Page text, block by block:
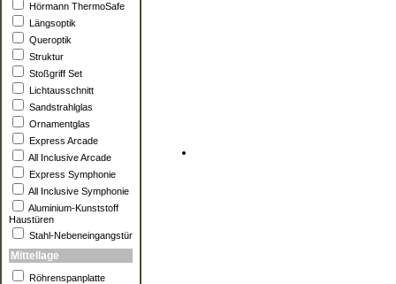
Hörmann ThermoSafe
Längsoptik
Queroptik
Struktur
Stoßgriff Set
Lichtausschnitt
Sandstrahlglas
Ornamentglas
Express Arcade
All Inclusive Arcade
Express Symphonie
All Inclusive Symphonie
Aluminium-Kunststoff
Haustüren
Stahl-Nebeneingangstür
Mittellage
Röhrenspanplatte